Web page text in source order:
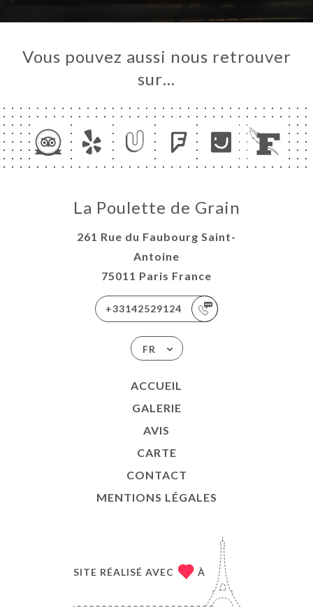
Vous pouvez aussi nous retrouver
sur…
La Poulette de Grain
261 Rue du Faubourg Saint-
Antoine
75011 Paris France
+33142529124
FR
ACCUEIL
GALERIE
AVIS
CARTE
CONTACT
MENTIONS LÉGALES
SITE RÉALISÉ AVEC À